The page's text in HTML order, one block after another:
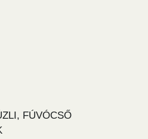
FÚVÓCSŐ